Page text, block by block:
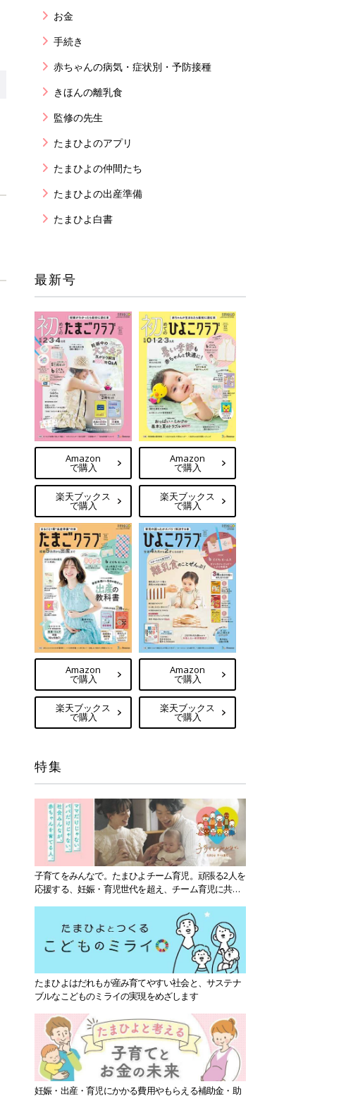
お金
手続き
赤ちゃんの病気・症状別・予防接種
きほんの離乳食
監修の先生
たまひよのアプリ
たまひよの仲間たち
たまひよの出産準備
たまひよ白書
最新号
Amazon
で購入
楽天ブックス
で購入
Amazon
で購入
楽天ブックス
で購入
Amazon
で購入
楽天ブックス
で購入
Amazon
で購入
楽天ブックス
で購入
特集
子育てをみんなで。たまひよチーム育児。頑張る2人を
応援する、妊娠・育児世代を超え、チーム育児に共感
たまひよはだれもが産み育てやすい社会と、サステナ
ブルなこどものミライの実現をめざします
妊娠・出産・育児にかかる費用やもらえる補助金・助